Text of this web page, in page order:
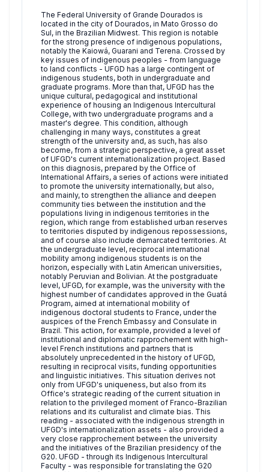
The Federal University of Grande Dourados is
located in the city of Dourados, in Mato Grosso do
Sul, in the Brazilian Midwest. This region is notable
for the strong presence of indigenous populations,
notably the Kaiowá, Guarani and Terena. Crossed by
key issues of indigenous peoples - from language
to land conflicts - UFGD has a large contingent of
indigenous students, both in undergraduate and
graduate programs. More than that, UFGD has the
unique cultural, pedagogical and institutional
experience of housing an Indigenous Intercultural
College, with two undergraduate programs and a
master's degree. This condition, although
challenging in many ways, constitutes a great
strength of the university and, as such, has also
become, from a strategic perspective, a great asset
of UFGD's current internationalization project. Based
on this diagnosis, prepared by the Office of
International Affairs, a series of actions were initiated
to promote the university internationally, but also,
and mainly, to strengthen the alliance and deepen
community ties between the institution and the
populations living in indigenous territories in the
region, which range from established urban reserves
to territories disputed by indigenous repossessions,
and of course also include demarcated territories. At
the undergraduate level, reciprocal international
mobility among indigenous students is on the
horizon, especially with Latin American universities,
notably Peruvian and Bolivian. At the postgraduate
level, UFGD, for example, was the university with the
highest number of candidates approved in the Guatá
Program, aimed at international mobility of
indigenous doctoral students to France, under the
auspices of the French Embassy and Consulate in
Brazil. This action, for example, provided a level of
institutional and diplomatic rapprochement with high-
level French institutions and partners that is
absolutely unprecedented in the history of UFGD,
resulting in reciprocal visits, funding opportunities
and linguistic initiatives. This situation derives not
only from UFGD's uniqueness, but also from its
Office's strategic reading of the current situation in
relation to the privileged moment of Franco-Brazilian
relations and its culturalist and climate bias. This
reading - associated with the indigenous strength in
UFGD's internationalization assets - also provided a
very close rapprochement between the university
and the initiatives of the Brazilian presidency of the
G20. UFGD - through its Indigenous Intercultural
Faculty - was responsible for translating the G20